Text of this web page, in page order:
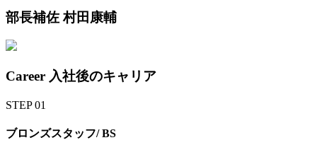
部長補佐村田康輔
Career 入社後のキャリア
STEP01
ブロンズスタッフ/BS